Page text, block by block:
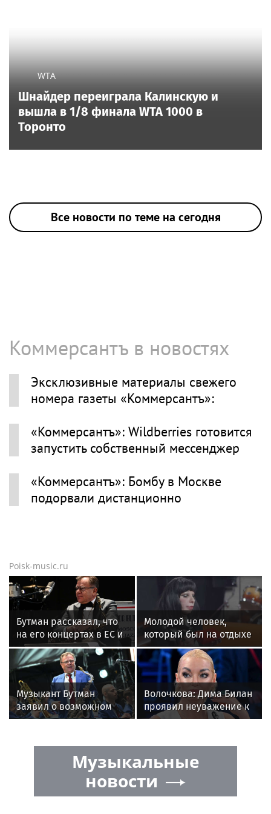
WTA
Шнайдер переиграла Калинскую и
вышла в 1/8 финала WTA 1000 в
Торонто
Все новости по теме на сегодня
Коммерсантъ в новостях
Эксклюзивные материалы свежего
номера газеты «Коммерсантъ»:
«Коммерсантъ»: Wildberries готовится
запустить собственный мессенджер
«Коммерсантъ»: Бомбу в Москве
подорвали дистанционно
Poisk-music.ru
Бутман рассказал, что
на его концертах в ЕС и
США протестовали
проплаченные люди
Молодой человек,
который был на отдыхе
с Агузаровой, опроверг
роман с певицей
Музыкант Бутман
заявил о возможном
появлении первого в
Волочкова: Дима Билан
проявил неуважение к
зрителям на своем
Музыкальные
новости